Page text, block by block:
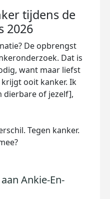
tijdens de
2026
De opbrengst
Dat is
want maar liefst
ooit kanker. Ik
dierbare of jezelf],
Tegen kanker.
Ankie-En-